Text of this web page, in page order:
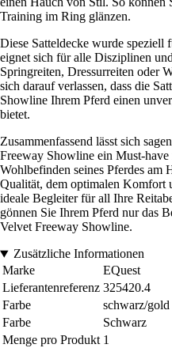
Training im Ring glänzen.
Diese Satteldecke wurde
eignet sich für alle Disziplinen
Springreiten, Dressurreiten oder
sich darauf verlassen, dass die
Showline Ihrem Pferd einen
bietet.
Zusammenfassend lässt sich
Freeway Showline ein Must-
Wohlbefinden seines Pferdes am
Qualität, dem optimalen Komfort
ideale Begleiter für all Ihre
gönnen Sie Ihrem Pferd nur das
Velvet Freeway Showline.
Zusätzliche Informationen
Marke
EQuest
Lieferantenreferenz 325420.4
Farbe
schwarz/gold
Farbe
Schwarz
Menge pro Produkt 1